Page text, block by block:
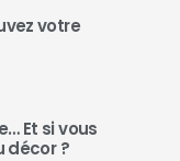
votre
Et si vous
décor ?